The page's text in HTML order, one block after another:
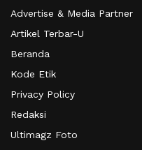
Advertise & Media Partner
Artikel Terbar-U
Beranda
Kode Etik
Privacy Policy
Redaksi
Ultimagz Foto